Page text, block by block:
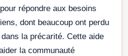
répondre aux besoins
dont beaucoup ont perdu
la précarité. Cette aide
la communauté